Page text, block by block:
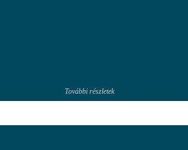
További részletek